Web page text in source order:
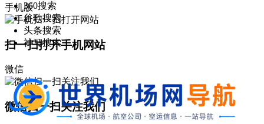
360搜索
谷歌搜索
头条搜索
神马搜索
手机版
扫一扫打开手机网站
微信
微信扫一扫关注我们